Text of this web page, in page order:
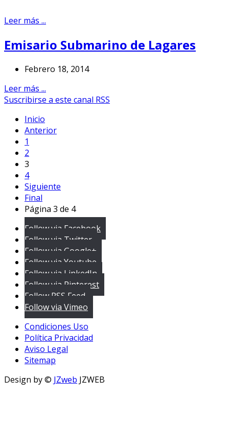
Leer más ...
Emisario Submarino de Lagares
Febrero 18, 2014
Leer más ...
Suscribirse a este canal RSS
Inicio
Anterior
1
2
3
4
Siguiente
Final
Página 3 de 4
Follow via Facebook
Follow via Twitter
Follow via Google+
Follow via Youtube
Follow via LinkedIn
Follow via Pinterest
Follow RSS Feed
Follow via Vimeo
Condiciones Uso
Política Privacidad
Aviso Legal
Sitemap
Design by © JZweb JZWEB